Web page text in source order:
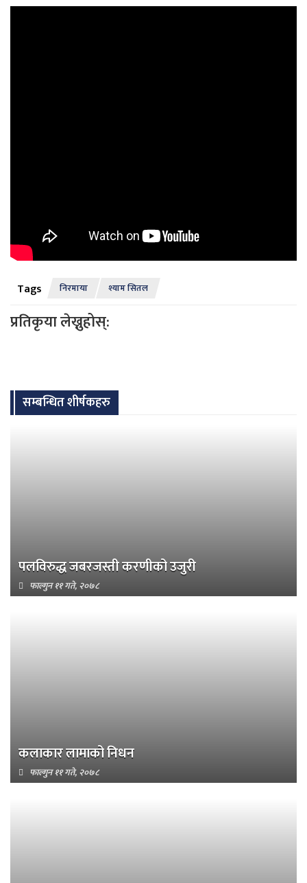
Tags निरमाया श्याम सितल
प्रतिकृया लेख्नुहोस्:
सम्बन्धित शीर्षकहरु
पलविरुद्ध जबरजस्ती करणीको उजुरी
फाल्गुन ११ गते, २०७८
कलाकार लामाको निधन
फाल्गुन ११ गते, २०७८